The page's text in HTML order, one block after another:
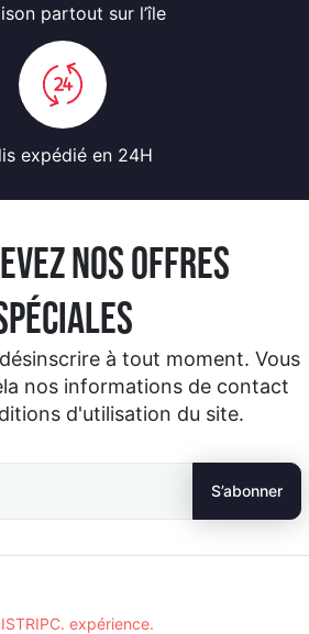
partout sur l’île
expédié en 24H
nos offres
à tout moment. Vous
nos informations de contact
d'utilisation du site.